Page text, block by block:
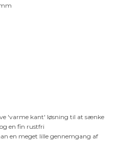
'varme kant' løsning til at sænke
en fin rustfri
en meget lille gennemgang af